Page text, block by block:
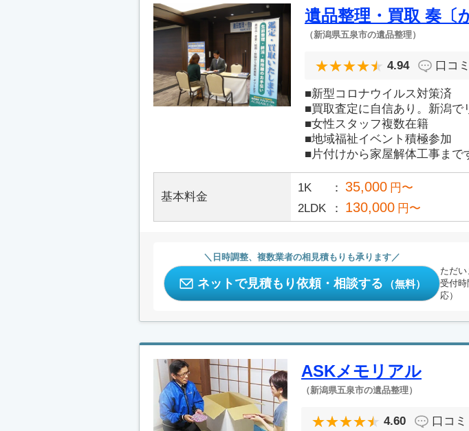
遺品整理・買取 奏〔
（新潟県五泉市の遺品整理）
4.94 口コ
■新型コロナウイルス対策済
■買取査定に自信あり。新潟
■女性スタッフ複数在籍
■地域福祉イベント積極参加
■片付けから家屋解体工事まで
基本料金
1K 35,000 円〜
2LDK
130,000 円〜
日時調整、複数業者の相見積もりも承ります
ネットで見積もり依頼・相談する （無料）
ただ
受付時
応）
ASKメモリアル
（新潟県五泉市の遺品整理）
4.60 口コミ